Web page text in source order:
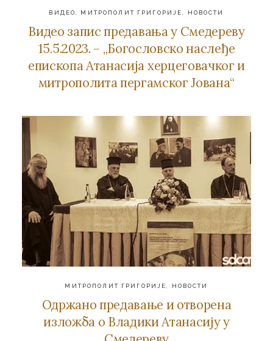
ВИДЕО МИТРОПОЛИТ ГРИГОРИЈЕ НОВОСТИ
Видео запис предавања у Смедереву
15.5.2023. – „Богословско наслеђе
епископа Атанасија херцеговачког и
митрополита пергамског Јована“
МИТРОПОЛИТ ГРИГОРИЈЕ, НОВОСТИ
Oдржaнo прeдaвaњe и oтвoрeнa
излoжбa o Влaдики Aтaнaсиjу у